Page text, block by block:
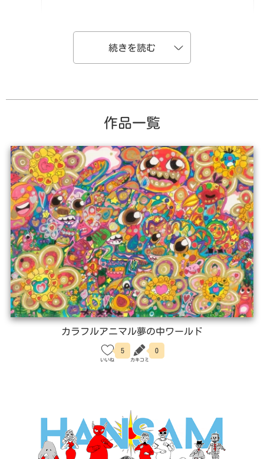
プライバシーポリシー
利用規約
掛かるのではなく、描いているうちに浮かんで
きたイメージをどんどん描き足していきます。
例えば、動物を描いていると、花のイメージも
生まれ、楽しい気分になります。創作意欲は高
きたいと思っています。
(公開日 2026-06-26)(更新日 2026-07-30) 木下真
作品一覧
カラフルアニマル夢の中ワールド
5 0